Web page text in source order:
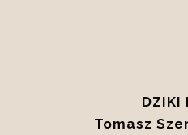
DZIKI
Tomasz